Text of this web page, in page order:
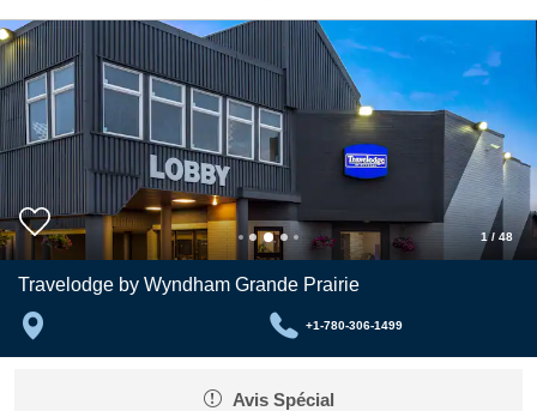
1/ 48
Travelodge by Wyndham Grande Prairie
+1-780-306-1499
Avis Spécial